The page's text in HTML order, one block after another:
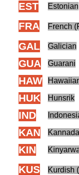
EST Estonian
FRA French
GAL Galician
GUA Guarani
HAW
HUK Hunsrik
IND
KAN Kannada
KIN
KUS Kurdish